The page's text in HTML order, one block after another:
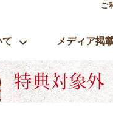
ご
て メディア掲